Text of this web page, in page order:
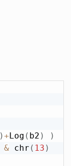
)+Log ( b2 )
)
& chr ( 13 )